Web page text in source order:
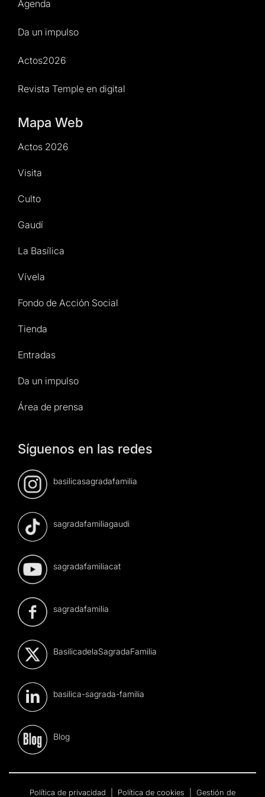
Agenda
Da un impulso
Actos2026
Revista Temple en digital
Mapa Web
Actos 2026
Visita
Culto
Gaudí
La Basílica
Vívela
Fondo de Acción Social
Tienda
Entradas
Da un impulso
Área de prensa
Síguenos en las redes
basilicasagradafamilia
sagradafamiliagaudi
sagradafamiliacat
sagradafamilia
BasilicadelaSagradaFamilia
basilica-sagrada-familia
Blog
Política de privacidad Política de cookies Gestión de